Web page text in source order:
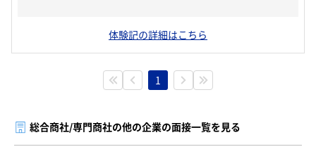
体験記の詳細はこちら
1
総合商社/専門商社の他の企業の面接一覧を見る